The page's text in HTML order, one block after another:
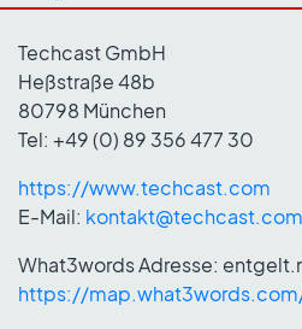
Techcast GmbH
Heßstraße 48b
80798 München
Tel: +49 (0) 89 356 477 30
https://www.techcast.com
E-Mail: kontakt@techcast.com
What3words Adresse:
https://